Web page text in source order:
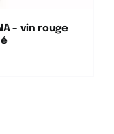
– vin rouge